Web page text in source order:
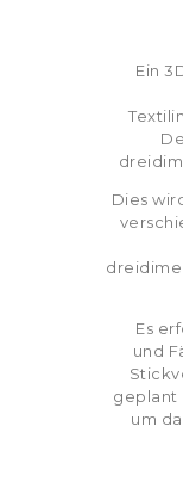
Ein
Dies
Es
und
geplant
um